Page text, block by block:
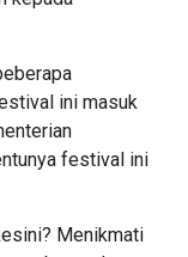
ini masuk
festival ini
Menikmati